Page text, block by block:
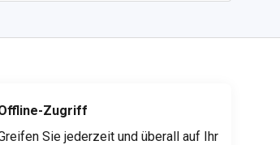
Zugriff
Sie jederzeit und überall auf Ihr